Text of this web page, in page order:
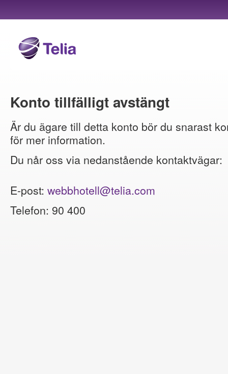
Konto tillfälligt avstängt
Är du ägare till detta konto bör du snarast
för mer information.
Du når oss via nedanstående kontaktvägar:
E-post: webbhotell@telia.com
Telefon: 90 400